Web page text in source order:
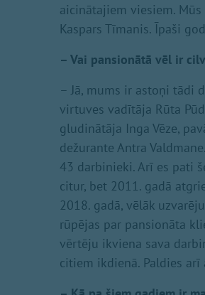
aicinātajiem viesiem.
Kaspars Tīmanis. Īpaši
– Vai pansionātā vēl ir
– Jā, mums ir astoņi tādi
virtuves vadītāja Rūta
gludinātāja Inga Vēze,
dežurante Antra
43 darbinieki. Arī es pati
citur, bet 2011. gadā
2018. gadā, vēlāk
rūpējas par pansionāta
vērtēju ikviena sava
citiem ikdienā. Paldies